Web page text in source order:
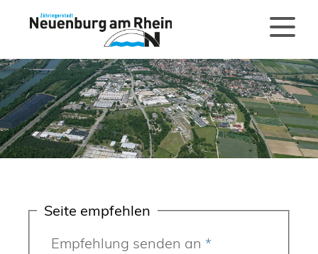
Seite empfehlen
Empfehlung senden an *